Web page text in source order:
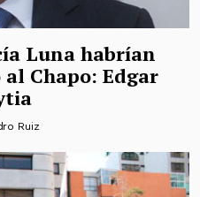
Luna habrían
Chapo: Edgar
Ruiz